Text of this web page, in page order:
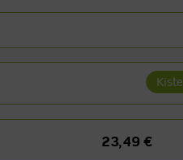
Kiste
23,49 €